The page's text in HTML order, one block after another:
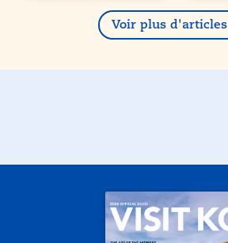
Voir plus d'articles